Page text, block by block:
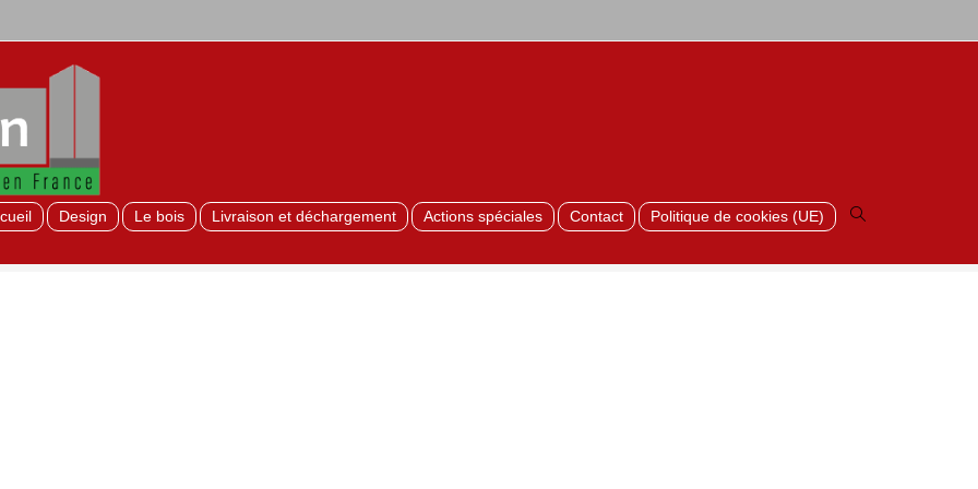
Design Le bois Livraison et déchargement Actions spéciales Contact Politique de cookies (UE)
Toggle
website
search
> Stone > Rustique > RAL-6013